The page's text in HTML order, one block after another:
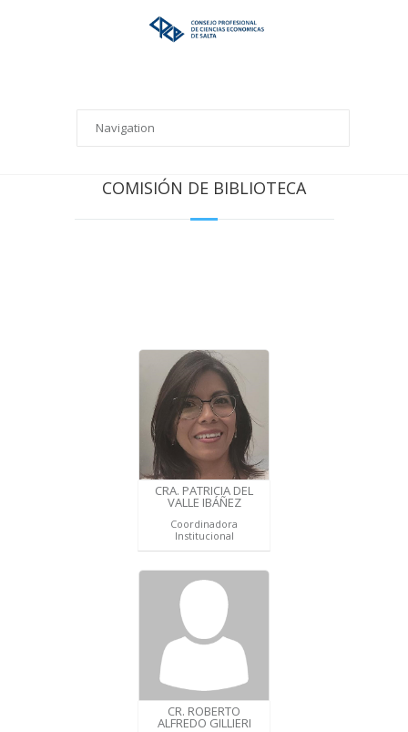
COMISIÓN DE BIBLIOTECA
CRA. PATRICIA DEL
VALLE IBÁÑEZ
Coordinadora
Institucional
CR. ROBERTO
ALFREDO GILLIERI